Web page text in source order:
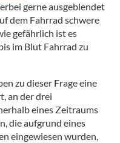
gerne ausgeblendet
dem Fahrrad schwere
gefährlich ist es
im Blut Fahrrad zu
zu dieser Frage eine
an der drei
eines Zeitraums
die aufgrund eines
eingewiesen wurden,